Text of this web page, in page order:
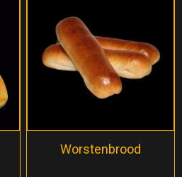
Worstenbrood